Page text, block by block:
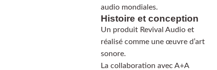
audio mondiales.
Histoire et conception
Un produit Revival Audio et
réalisé comme une œuvre d’art
sonore.
La collaboration avec A+A